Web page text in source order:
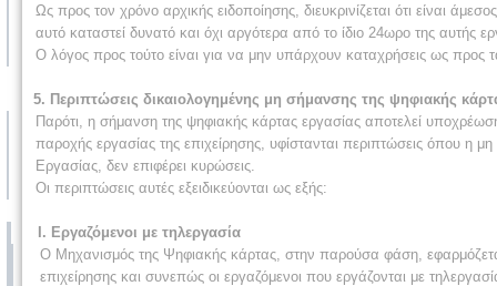
Ως προς τον χρόνο αρχικής ειδοποίησης, διευκρινίζεται ότι είναι
αυτό καταστεί δυνατό και όχι αργότερα από το ίδιο 24ωρο της αυτής
Ο λόγος προς τούτο είναι για να μην υπάρχουν καταχρήσεις ως προς
5. Περιπτώσεις δικαιολογημένης μη σήμανσης της ψηφιακής
Παρότι, η σήμανση της ψηφιακής κάρτας εργασίας αποτελεί
παροχής εργασίας της επιχείρησης, υφίστανται περιπτώσεις όπου η
Εργασίας, δεν επιφέρει κυρώσεις.
Οι περιπτώσεις αυτές εξειδικεύονται ως εξής:
I. Εργαζόμενοι με τηλεργασία
Ο Μηχανισμός της Ψηφιακής κάρτας, στην παρούσα φάση,
επιχείρησης και συνεπώς οι εργαζόμενοι που εργάζονται με